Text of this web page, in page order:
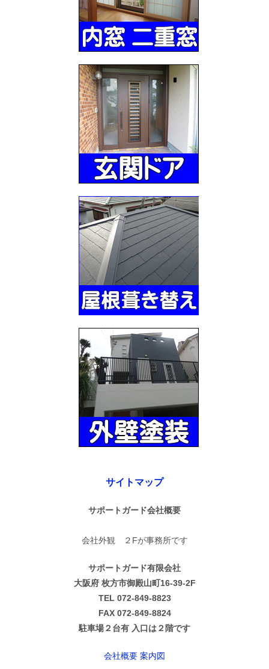
サイトマップ
サポートガード会社概要
会社外観 ２Fが事務所です
サポートガード有限会社
大阪府 枚方市御殿山町16-39-2F
TEL 072-849-8823
FAX 072-849-8824
駐車場２台有 入口は２階です
会社概要 案内図